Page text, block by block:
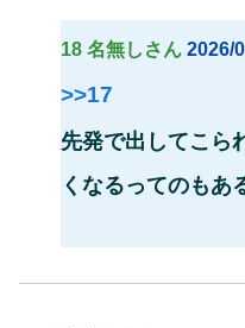
18 名無しさん 2026/
>>17
先発で出してこら
くなるってのもあ